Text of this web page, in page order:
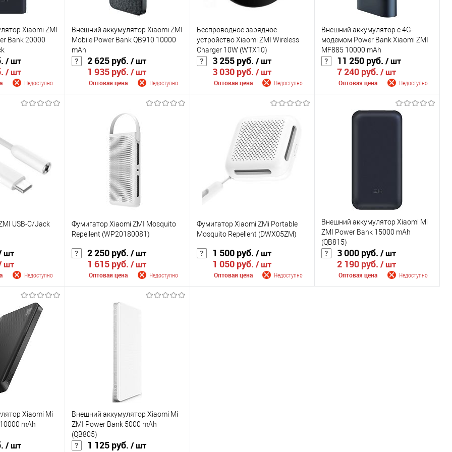
Xiaomi ZMI
Bank 20000
/ шт
/ шт
Недоступно
Внешний аккумулятор Xiaomi ZMI
Mobile Power Bank QB910 10000
mAh
2 625 руб. / шт
1 935 руб. / шт
Оптовая цена Недоступно
Сообщить о поступлении
К сравнению
В избранное
Беспроводное зарядное
устройство Xiaomi ZMI Wireless
Charger 10W (WTX10)
3 255 руб. / шт
3 030 руб. / шт
Оптовая цена Недоступно
К сравнению
В избранное
Недоступно
Внешний аккумулятор с 4G-
модемом Power Bank Xiaomi ZMI
MF885 10000 mAh
11 250 руб./ шт
7 240 руб./ шт
Оптовая цена Недоступно
Сообщить о поступлении
USB-C/Jack
шт
шт
Недоступно
Недоступно
Фумигатор Xiaomi ZMI Mosquito
Repellent (WP20180081)
2 250 руб. / шт
1 615 руб. / шт
Оптовая цена Недоступно
Сообщить о поступлении
К сравнению
Фумигатор Xiaomi ZMi Portable
Mosquito Repellent (DWX05ZM)
1 500 руб. / шт
1 050 руб. / шт
Оптовая цена Недоступно
Внешний аккумулятор Xiaomi Mi
ZMI Power Bank 15000 mAh
(QB815)
3 000 руб./ шт
2 190 руб./ шт
Оптовая цена Недоступно
Xiaomi Mi
mAh
/ шт
Внешний аккумулятор Xiaomi Mi
ZMI Power Bank 5000 mAh
(QB805)
1 125 руб. / шт